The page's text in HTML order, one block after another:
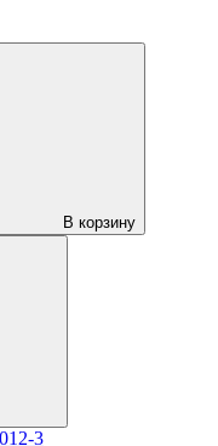
В корзину